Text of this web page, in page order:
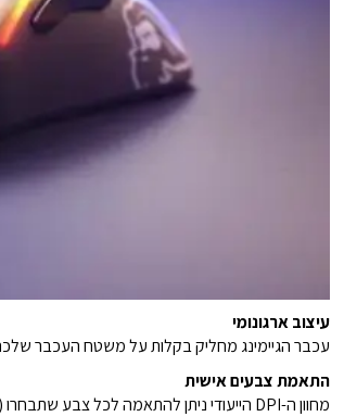
עיצוב ארגונומי
עכבר הגיימינג מחליק בקלות על משטח העכבר
התאמת צבעים אישית
מחוון ה-DPI הייעודי ניתן להתאמה לכל צבע שתבחרו (דורש תוכנה).